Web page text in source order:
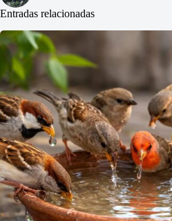
Entradas relacionadas